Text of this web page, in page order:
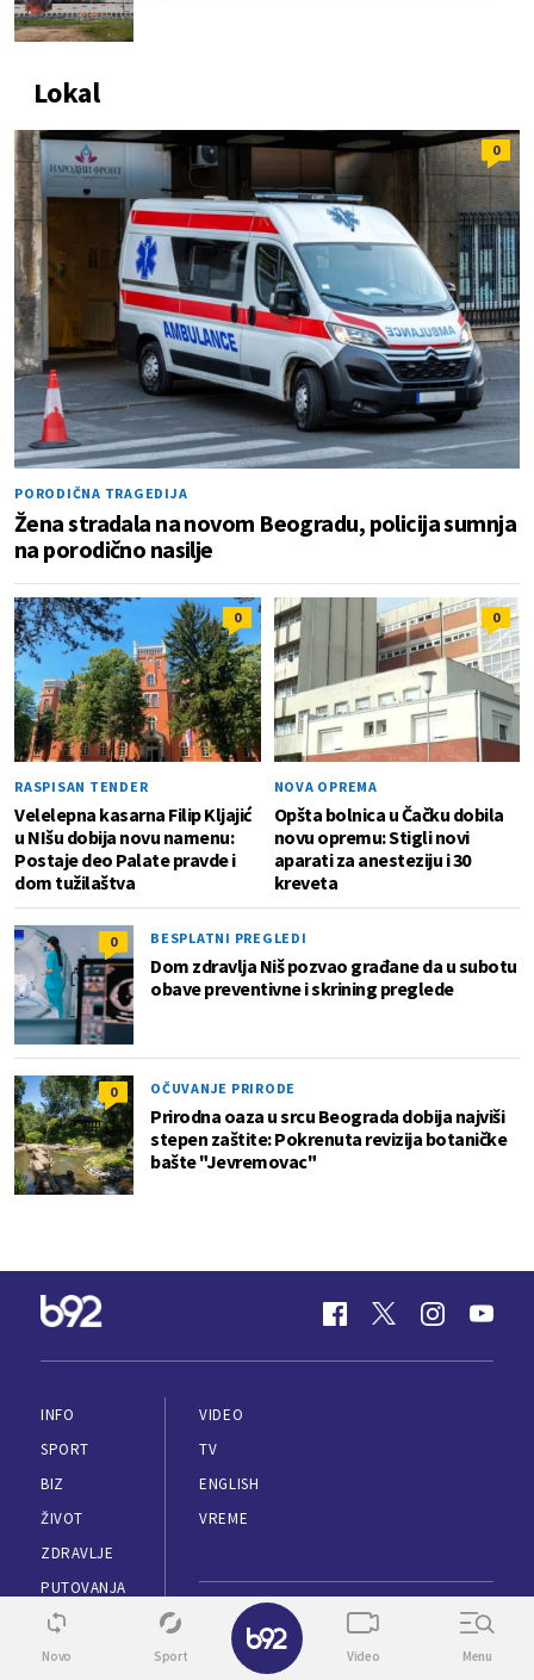
Lokal
0
PORODIČNA TRAGEDIJA
Žena stradala na novom Beogradu, policija sumnja
na porodično nasilje
0
RASPISAN TENDER
Velelepna kasarna Filip Kljajić
u NIšu dobija novu namenu:
Postaje deo Palate pravde i
dom tužilaštva
0
NOVA OPREMA
Opšta bolnica u Čačku dobila
novu opremu: Stigli novi
aparati za anesteziju i 30
kreveta
0 BESPLATNI PREGLEDI
Dom zdravlja Niš pozvao građane da u subotu
obave preventivne i skrining preglede
0 OČUVANJE PRIRODE
Prirodna oaza u srcu Beograda dobija najviši
stepen zaštite: Pokrenuta revizija botaničke
bašte "Jevremovac"
INFO
SPORT
BIZ
ŽIVOT
ZDRAVLJE
PUTOVANJA
KULTURA
SUPERŽENA
VIDEO
TV
ENGLISH
VREME
MARKETING
Novo Sport Video Menu
✕